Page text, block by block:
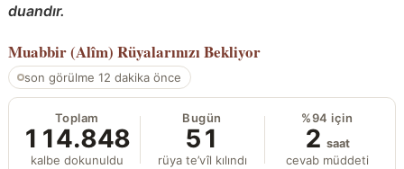
duandır.
Muabbir (Alîm) Rüyalarınızı Bekliyor
son görülme 12 dakika önce
Toplam
114.848
kalbe dokunuldu
Bugün
51
rüya te’vîl kılındı
%94 için
2 saat
cevab müddeti